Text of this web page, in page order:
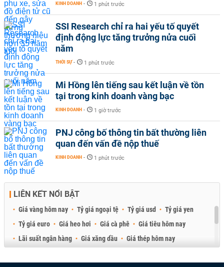
KINH DOANH - 1 phút trước
SSI Research chỉ ra hai yếu tố quyết
định động lực tăng trưởng nửa cuối
năm
THỜI SỰ - 1 phút trước
Mi Hồng lên tiếng sau kết luận về tồn
tại trong kinh doanh vàng bạc
KINH DOANH - 1 giờ trước
PNJ công bố thông tin bất thường liên
quan đến vấn đề nộp thuế
KINH DOANH - 1 phút trước
LIÊN KẾT NỔI BẬT
Giá vàng hôm nay Tỷ giá ngoại tệ Tỷ giá usd
Tỷ giá yen
Tỷ giá euro
Giá heo hơi Giá cà phê
Giá tiêu hôm nay
Lãi suất ngân hàng
Giá xăng dầu
Giá thép hôm nay